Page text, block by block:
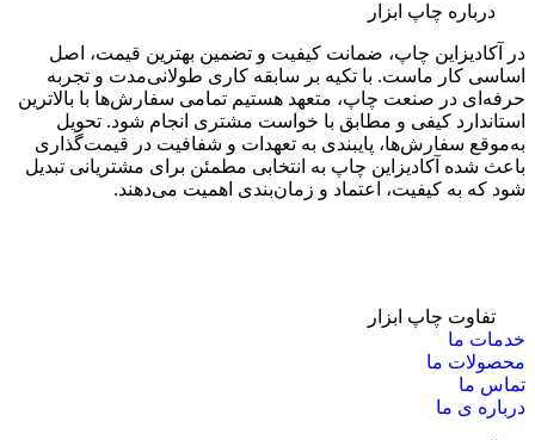
درباره چاپ ابزار
در آکادیزاین چاپ، ضمانت کیفیت و تضمین بهترین قیمت، اصل
اساسی کار ماست. با تکیه بر سابقه کاری طولانی‌مدت و تجربه
حرفه‌ای در صنعت چاپ، متعهد هستیم تمامی سفارش‌ها با بالاترین
استاندارد کیفی و مطابق با خواست مشتری انجام شود. تحویل
به‌موقع سفارش‌ها، پایبندی به تعهدات و شفافیت در قیمت‌گذاری
باعث شده آکادیزاین چاپ به انتخابی مطمئن برای مشتریانی تبدیل
شود که به کیفیت، اعتماد و زمان‌بندی اهمیت می‌دهند.
تفاوت چاپ ابزار
خدمات ما
محصولات ما
تماس ما
درباره ی ما